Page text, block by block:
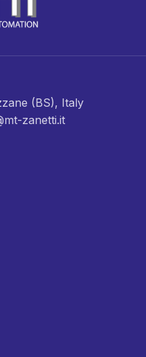
(BS), Italy
zanetti.it